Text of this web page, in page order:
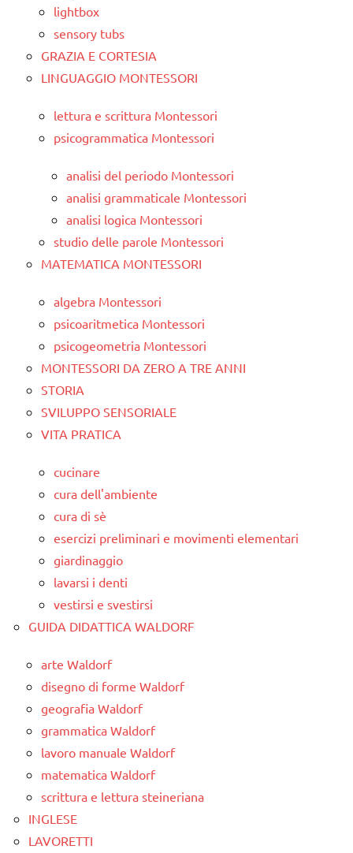
lightbox
sensory tubs
GRAZIA E CORTESIA
LINGUAGGIO MONTESSORI
lettura e scrittura Montessori
psicogrammatica Montessori
analisi del periodo Montessori
analisi grammaticale Montessori
analisi logica Montessori
studio delle parole Montessori
MATEMATICA MONTESSORI
algebra Montessori
psicoaritmetica Montessori
psicogeometria Montessori
MONTESSORI DA ZERO A TRE ANNI
STORIA
SVILUPPO SENSORIALE
VITA PRATICA
cucinare
cura dell'ambiente
cura di sè
esercizi preliminari e movimenti elementari
giardinaggio
lavarsi i denti
vestirsi e svestirsi
GUIDA DIDATTICA WALDORF
arte Waldorf
disegno di forme Waldorf
geografia Waldorf
grammatica Waldorf
lavoro manuale Waldorf
matematica Waldorf
scrittura e lettura steineriana
INGLESE
LAVORETTI